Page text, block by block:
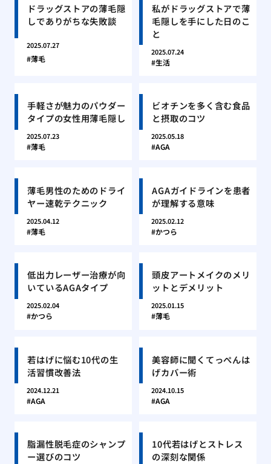
ドラッグストアの薄毛隠
しでありがちな失敗談
2025.07.27
薄毛
私がドラッグストアで薄
毛隠しを手にした日のこ
と
2025.07.24
生活
手軽さが魅力のパウダー
タイプの女性用薄毛隠し
2025.07.23
薄毛
ビオチンを多く含む食品
と摂取のコツ
2025.05.18
AGA
薄毛男性のためのドライ
ヤー速乾テクニック
2025.04.12
薄毛
AGAガイドラインを患者
が理解する意味
2025.02.12
かつら
低出力レーザー治療が向
いているAGAタイプ
2025.02.04
かつら
頭皮アートメイクのメリ
ットとデメリット
2025.01.15
薄毛
若はげに悩む10代の生
活習慣改善法
2024.12.21
AGA
美容師に聞くてっぺんは
げカバー術
2024.10.15
AGA
脂漏性脱毛症のシャンプ
ー選びのコツ
10代若はげとストレス
の深刻な関係